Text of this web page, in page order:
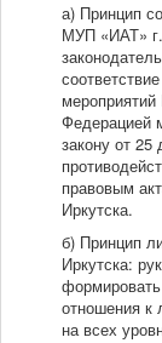
а) Принцип
МУП «ИАТ»
Федерацией
закону от
правовым
Иркутска.
б) Принцип
Иркутска:
отношения
на всех